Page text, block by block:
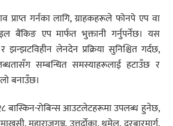
प्राप्त गर्नका लागि, ग्राहकहरूले फोनपे एप वा
बैंकिङ एप मार्फत भुक्तानी गर्नुपर्नेछ। यस
लेनदेन प्रक्रिया सुनिश्चित गर्दछ,
सम्बन्धित समस्याहरूलाई हटाउँछ र
बनाउँछ।
बास्किन-रोबिन्स आउटलेटहरूमा उपलब्ध हुनेछ,